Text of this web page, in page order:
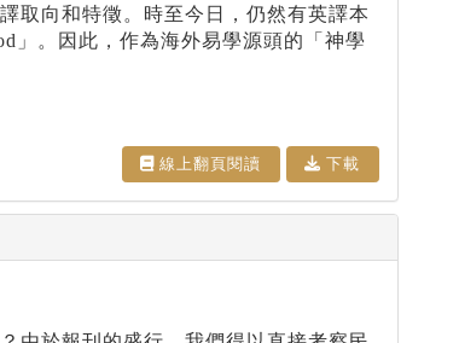
取向和特徵。時至今日，仍然有英譯本
」。因此，作為海外易學源頭的「神學
線上翻⾴閱讀 下載